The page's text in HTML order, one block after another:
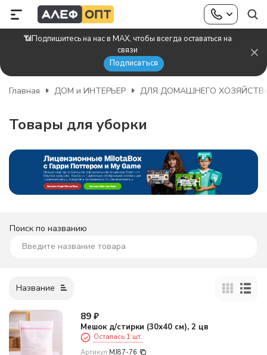
📶Подпишитесь на нас в MAX, чтобы всегда оставаться на
связи
Подписаться
Главная ДОМ и ИНТЕРЬЕР ДЛЯ ДОМАШНЕГО
Товары для уборки
Поиск по названию
Название
89 ₽
Мешок д/стирки (30х40 см), 2 цв
Осталась 1 шт.
Артикул:MJ87-76